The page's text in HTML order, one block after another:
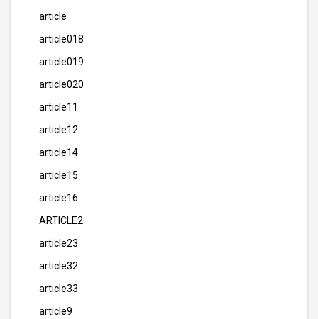
article
article018
article019
article020
article11
article12
article14
article15
article16
ARTICLE2
article23
article32
article33
article9